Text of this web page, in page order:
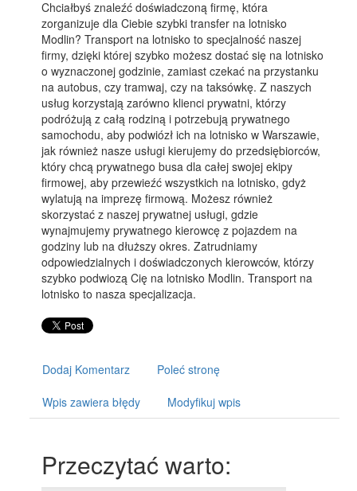
Chciałbyś znaleźć doświadczoną firmę, która
zorganizuje dla Ciebie szybki transfer na lotnisko
Modlin? Transport na lotnisko to specjalność naszej
firmy, dzięki której szybko możesz dostać się na lotnisko
o wyznaczonej godzinie, zamiast czekać na przystanku
na autobus, czy tramwaj, czy na taksówkę. Z naszych
usług korzystają zarówno klienci prywatni, którzy
podróżują z całą rodziną i potrzebują prywatnego
samochodu, aby podwiózł ich na lotnisko w Warszawie,
jak również nasze usługi kierujemy do przedsiębiorców,
który chcą prywatnego busa dla całej swojej ekipy
firmowej, aby przewieźć wszystkich na lotnisko, gdyż
wylatują na imprezę firmową. Możesz również
skorzystać z naszej prywatnej usługi, gdzie
wynajmujemy prywatnego kierowcę z pojazdem na
godziny lub na dłuższy okres. Zatrudniamy
odpowiedzialnych i doświadczonych kierowców, którzy
szybko podwiozą Cię na lotnisko Modlin. Transport na
lotnisko to nasza specjalizacja.
Dodaj Komentarz Poleć stronę
Wpis zawiera błędy Modyfikuj wpis
Przeczytać warto: